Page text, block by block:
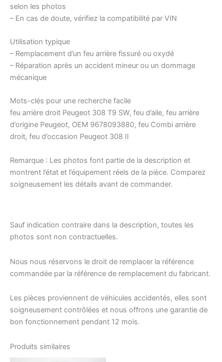
selon les photos
– En cas de doute, vérifiez la compatibilité par VIN
Utilisation typique
– Remplacement d’un feu arrière fissuré ou oxydé
– Réparation après un accident mineur ou un dommage
mécanique
Mots-clés pour une recherche facile
feu arrière droit Peugeot 308 T9 SW, feu d’aile, feu arrière
d’origine Peugeot, OEM 9678093880, feu Combi arrière
droit, feu d’occasion Peugeot 308 II
Remarque : Les photos font partie de la description et
montrent l’état et l’équipement réels de la pièce. Comparez
soigneusement les détails avant de commander.
Sauf indication contraire dans la description, toutes les
photos sont non contractuelles.
Nous nous réservons le droit de remplacer la référence
commandée par la référence de remplacement du fabricant.
Les pièces proviennent de véhicules accidentés, elles sont
soigneusement contrôlées et nous offrons une garantie de
bon fonctionnement pendant 12 mois.
Produits similaires